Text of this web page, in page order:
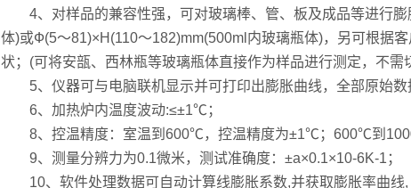
4、对样品的兼容性强，可对玻璃棒、管、板及成品等进行膨
体)或Ф(5～81)×H(110～182)mm(500ml内玻璃瓶体)，另可根据
状；(可将安瓿、西林瓶等玻璃瓶体直接作为样品进行测定，不需
5、仪器可与电脑联机显示并可打印出膨胀曲线，全部原始数
6、加热炉内温度波动:≤±1℃；
8、控温精度：室温到600℃，控温精度为±1℃；600℃到
9、测量分辨力为0.1微米，测试准确度：±a×0.1×10-6K-1；
10、软件处理数据可自动计算线膨胀系数,并获取膨胀率曲线,